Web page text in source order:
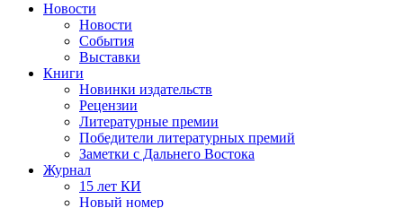
Новости
Новости
События
Выставки
Книги
Новинки издательств
Рецензии
Литературные премии
Победители литературных премий
Заметки с Дальнего Востока
Журнал
15 лет КИ
Новый номер